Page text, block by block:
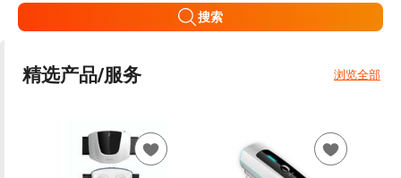
搜索
精选产品/服务 浏览全部